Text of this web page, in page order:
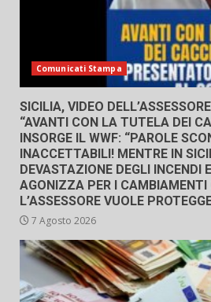
Comunicati Stampa
SICILIA, VIDEO
“AVANTI CON LA TUTELA DEI
INSORGE IL WWF: “PAROLE
INACCETTABILI! MENTRE IN
DEVASTAZIONE DEGLI INCENDI
AGONIZZA PER I CAMBIAMENTI
L’ASSESSORE VUOLE
7 Agosto 2026